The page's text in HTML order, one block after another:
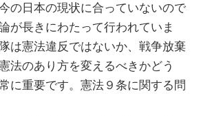
の日本の現状に合っていないので
が長きにわたって行われていま
は憲法違反ではないか、戦争放棄
法のあり方を変えるべきかどう
に重要です。憲法９条に関する問